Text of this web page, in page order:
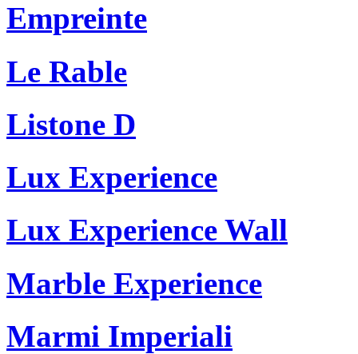
Empreinte
Le Rable
Listone D
Lux Experience
Lux Experience Wall
Marble Experience
Marmi Imperiali